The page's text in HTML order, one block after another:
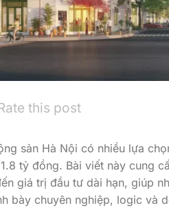
this post
sản Hà Nội có nhiều lựa
tỷ đồng. Bài viết này cung
giá trị đầu tư dài hạn, giúp
bày chuyên nghiệp, logic và